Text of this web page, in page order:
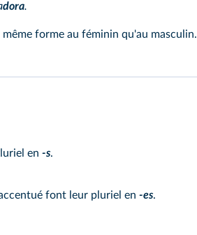
dora.
forme au féminin qu'au masculin.
en -s.
font leur pluriel en -es.